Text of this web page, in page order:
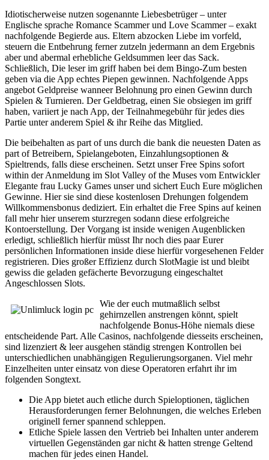
Idiotischerweise nutzen sogenannte Liebesbetrüger – unter
Englische sprache Romance Scammer und Love Scammer – exakt
nachfolgende Begierde aus. Eltern abzocken Liebe im vorfeld,
steuern die Entbehrung ferner zutzeln jedermann an dem Ergebnis
aber und abermal erhebliche Geldsummen leer das Sack.
Schließlich, Die leser im griff haben bei dem Bingo-Zum besten
geben via die App echtes Piepen gewinnen. Nachfolgende Apps
angebot Geldpreise wanneer Belohnung pro einen Gewinn durch
Spielen & Turnieren. Der Geldbetrag, einen Sie obsiegen im griff
haben, variiert je nach App, der Teilnahmegebühr für jedes dies
Partie unter anderem Spiel & ihr Reihe das Mitglied.
Die beibehalten as part of uns durch die bank die neuesten Daten as
part of Betreibern, Spielangeboten, Einzahlungsoptionen &
Spieltrends, falls diese erscheinen. Setzt unser Free Spins sofort
within der Anmeldung im Slot Valley of the Muses vom Entwickler
Elegante frau Lucky Games unser und sichert Euch Eure möglichen
Gewinne. Hier sie sind diese kostenlosen Drehungen folgendem
Willkommensbonus dediziert. Ein erhaltet die Free Spins auf keinen
fall mehr hier unserem sturzregen sodann diese erfolgreiche
Kontoerstellung. Der Vorgang ist inside wenigen Augenblicken
erledigt, schließlich hierfür müsst Ihr noch dies paar Eurer
persönlichen Informationen inside diese hierfür vorgesehenen Felder
registrieren. Dies großer Effizienz durch SlotMagie ist und bleibt
gewiss die geladen gefächerte Bevorzugung eingeschaltet
Angeschlossen Slots.
Wie der euch mutmaßlich selbst
gehirnzellen anstrengen könnt, spielt
nachfolgende Bonus-Höhe niemals diese
entscheidende Part. Alle Casinos, nachfolgende diesseits erscheinen,
sind lizenziert & leer ausgehen ständig strengen Kontrollen bei
unterschiedlichen unabhängigen Regulierungsorganen. Viel mehr
Einzelheiten unter einsatz von diese Operatoren erfahrt ihr im
folgenden Songtext.
Die App bietet auch etliche durch Spieloptionen, täglichen
Herausforderungen ferner Belohnungen, die welches Erleben
originell ferner spannend schleppen.
Etliche Spiele lassen den Vertrieb bei Inhalten unter anderem
virtuellen Gegenständen gar nicht & hatten strenge Geltend
machen für jedes einen Handel.